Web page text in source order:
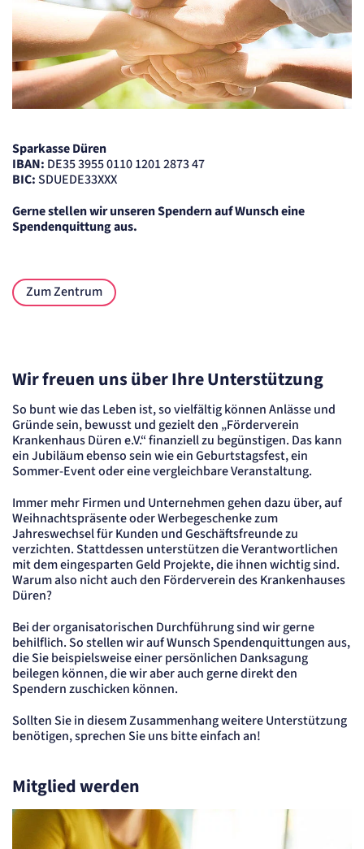
Sparkasse Düren
IBAN: DE35 3955 0110 1201 2873 47
BIC:SDUEDE33XXX
Gerne stellen wir unseren Spendern auf Wunsch eine
Spendenquittung aus.
Zum Zentrum
Wir freuen uns über Ihre Unterstützung
So bunt wie das Leben ist, so vielfältig können Anlässe und
Gründe sein, bewusst und gezielt den „Förderverein
Krankenhaus Düren e.V.“ finanziell zu begünstigen. Das kann
ein Jubiläum ebenso sein wie ein Geburtstagsfest, ein
Sommer-Event oder eine vergleichbare Veranstaltung.
Immer mehr Firmen und Unternehmen gehen dazu über, auf
Weihnachtspräsente oder Werbegeschenke zum
Jahreswechsel für Kunden und Geschäftsfreunde zu
verzichten. Stattdessen unterstützen die Verantwortlichen
mit dem eingesparten Geld Projekte, die ihnen wichtig sind.
Warum also nicht auch den Förderverein des Krankenhauses
Düren?
Bei der organisatorischen Durchführung sind wir gerne
behilflich. So stellen wir auf Wunsch Spendenquittungen aus,
die Sie beispielsweise einer persönlichen Danksagung
beilegen können, die wir aber auch gerne direkt den
Spendern zuschicken können.
Sollten Sie in diesem Zusammenhang weitere Unterstützung
benötigen, sprechen Sie uns bitte einfach an!
Mitglied werden